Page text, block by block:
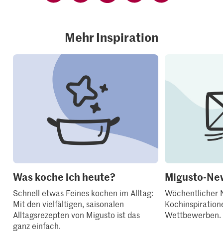
Mehr Inspiration
Was koche ich heute?
Schnell etwas Feines kochen im Alltag:
Mit den vielfältigen, saisonalen
Alltagsrezepten von Migusto ist das
ganz einfach.
Migusto-
Wöchentlicher
Wettbewerben.